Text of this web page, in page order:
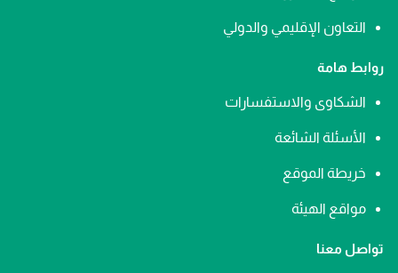
التعاون الإقليمي والدولي
روابط هامة
الشكاوى والاستفسارات
الأسئلة الشائعة
خريطة الموقع
مواقع الهيئة
تواصل معنا